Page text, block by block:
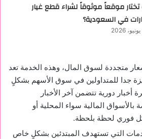
موقعاً موثوقاً لشراء قطع غيار
في السعودية؟
متجددة لسوق المال، وهذه الخدمة تعد
جدا للمتداولين في سوق الأسهم بشكلٍ
دورية تتضمن آخر الأخبار
المالية سواء المحلية أو
فوري لحظة بلحظة.
التي تستهدف المبتدئين بشكلٍ خاص